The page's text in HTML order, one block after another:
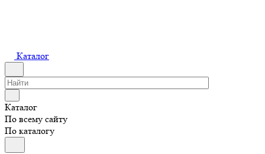
Каталог
Каталог
По всему сайту
По каталогу